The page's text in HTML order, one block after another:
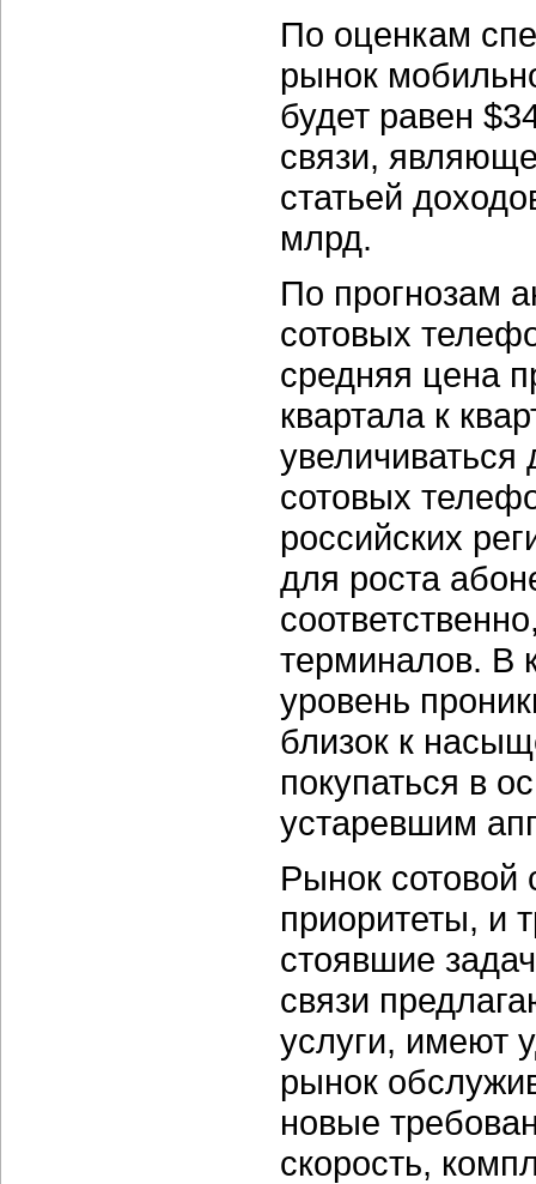
По оценкам
рынок
будет равен
связи,
статьей
млрд.
По прогнозам
сотовых
средняя цена
квартала к
сотовых
российских
для роста
терминалов. В
уровень
близок к
покупаться в
устаревшим
Рынок сотовой
приоритеты, и
стоявшие
связи
услуги, имеют
рынок
новые
скорость,